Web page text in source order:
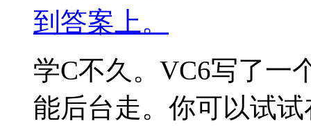
到答案上。
学C不久。VC6写了一
能后台走。你可以试试